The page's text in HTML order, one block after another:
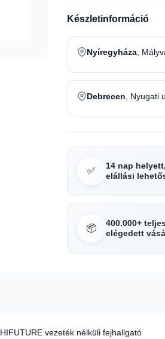
Készletinformáció
Nyíregyháza ,
Debrecen , Nyugati
✅
14 nap
elállási
📦
400.000+
elégedett
HIFUTURE vezeték nélküli fejhallgató